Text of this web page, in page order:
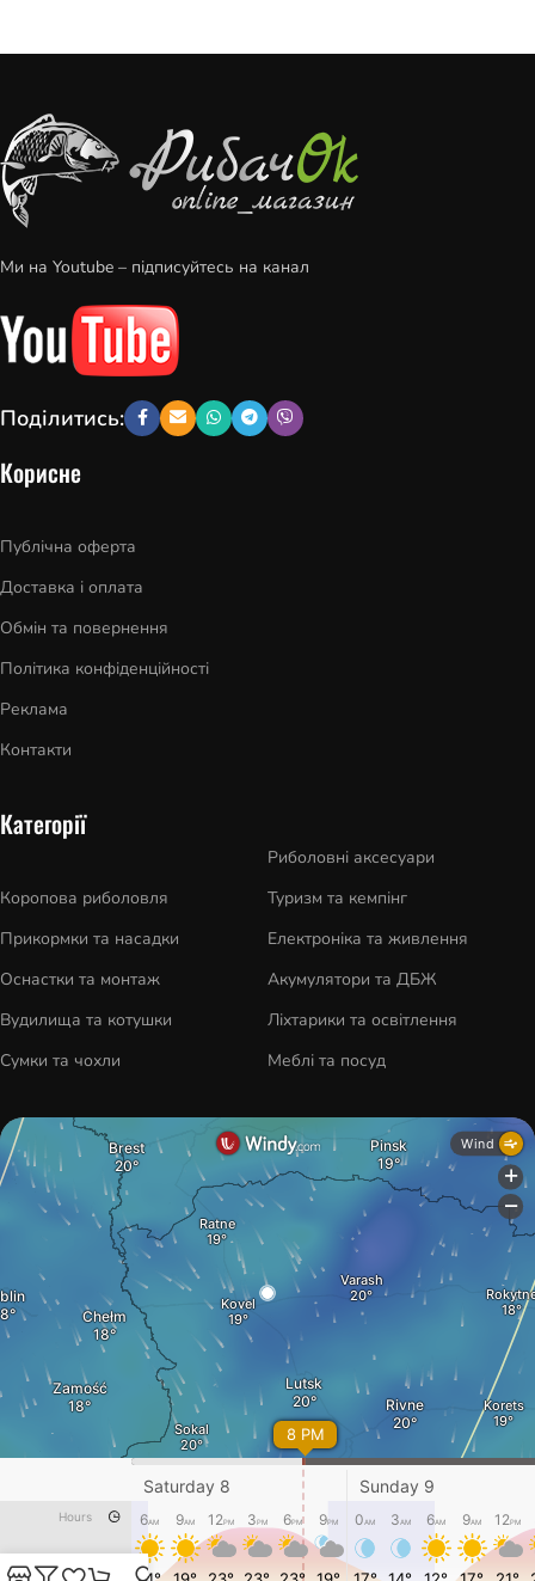
Ми на Youtube – підписуйтесь на канал
Поділитись:
Корисне
Публічна оферта
Доставка і оплата
Обмін та повернення
Політика конфіденційності
Реклама
Контакти
Категорії
Коропова риболовля
Прикормки та насадки
Оснастки та монтаж
Вудилища та котушки
Сумки та чохли
Риболовні аксесуари
Туризм та кемпінг
Електроніка та живлення
Акумулятори та ДБЖ
Ліхтарики та освітлення
Меблі та посуд